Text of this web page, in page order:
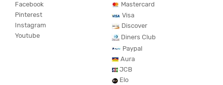
Facebook
Pinterest
Instagram
Youtube
Mastercard
Visa
Discover
Diners Club
Paypal
Aura
JCB
Elo